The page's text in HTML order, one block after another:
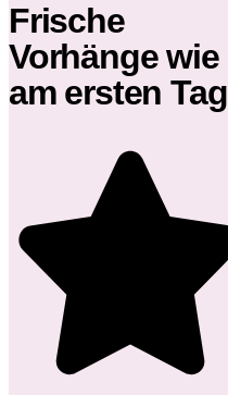
Frische
Vorhänge wie
am ersten Tag